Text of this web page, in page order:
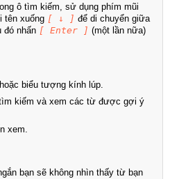
ô tìm kiếm, sử dụng phím mũi
tên xuống [ ↓ ] để di chuyển giữa
nhấn [ Enter ] (một lần nữa)
biểu tượng kính lúp.
kiếm và xem các từ được gợi ý
xem.
bạn sẽ không nhìn thấy từ bạn